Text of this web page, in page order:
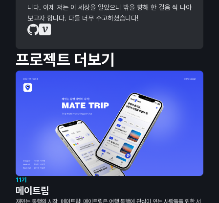
니다. 이제 저는 이 세상을 알았으니 밖을 향해 한 걸음 씩 나아
보고자 합니다. 다들 너무 수고하셨습니다!
프로젝트 더보기
11기
메이트립
재밌는 동행의 시작, 메이트립! 메이트립은 여행 동행에 관심이 있는 사람들을 위한 서